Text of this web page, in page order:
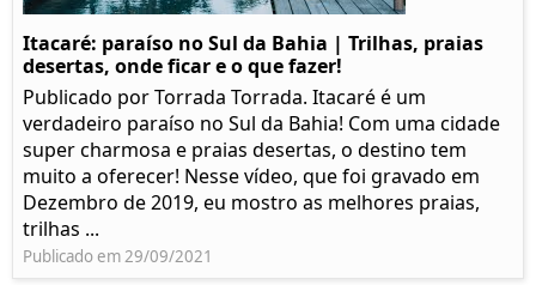
Itacaré: paraíso no Sul da Bahia | Trilhas, praias
desertas, onde ficar e o que fazer!
Publicado por Torrada Torrada. Itacaré é um
verdadeiro paraíso no Sul da Bahia! Com uma cidade
super charmosa e praias desertas, o destino tem
muito a oferecer! Nesse vídeo, que foi gravado em
Dezembro de 2019, eu mostro as melhores praias,
trilhas ...
Publicado em 29/09/2021